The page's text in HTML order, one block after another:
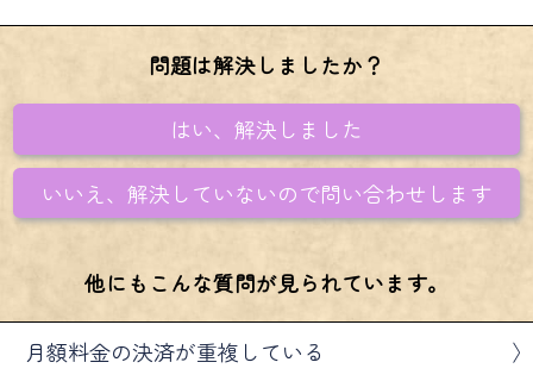
あの人の夜の姿
問題は解決しましたか？
はい、解決しました
いいえ、解決していないので問い合わせします
他にもこんな質問が見られています。
月額料金の決済が重複している